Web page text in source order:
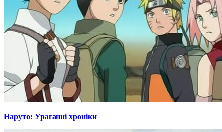
Наруто: Ураганні хроніки